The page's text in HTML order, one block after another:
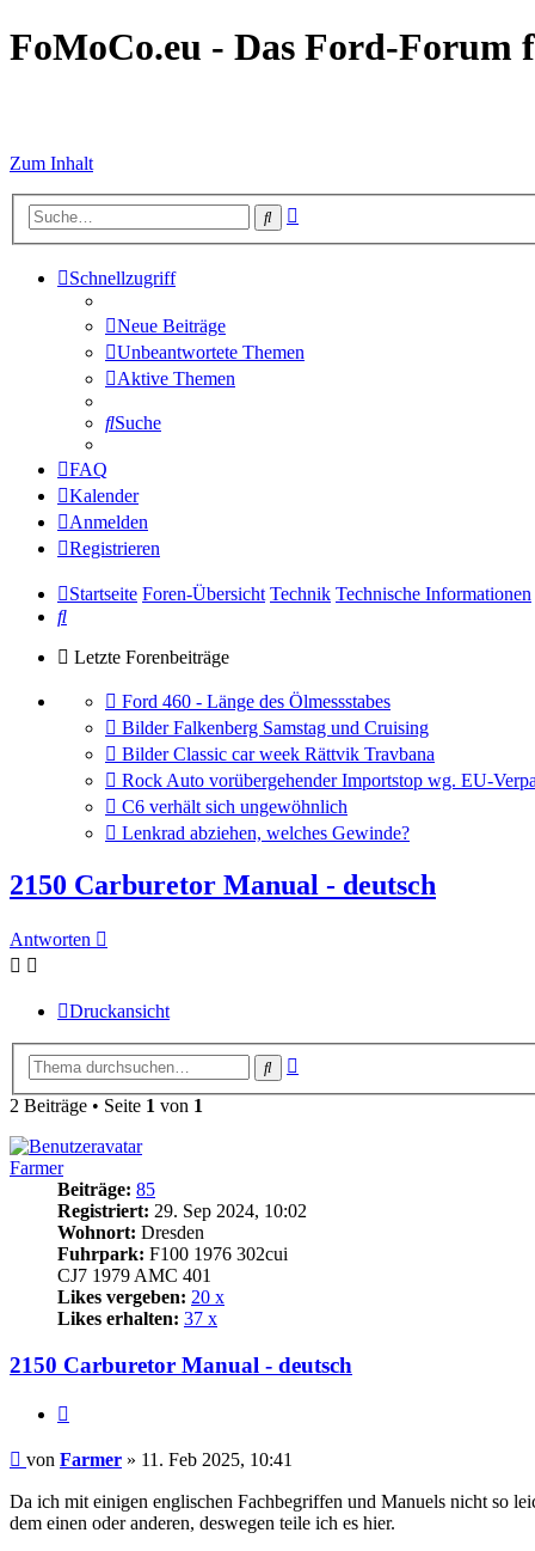
FoMoCo.eu - Das Ford-Forum
Zum Inhalt
Suche
Schnellzugriff
Neue Beiträge
Unbeantwortete Themen
Aktive Themen
Suche
FAQ
Kalender
Anmelden
Registrieren
Startseite Foren-Übersicht Technik Technische Informationen
Suche
Letzte Forenbeiträge
Gehe
zum
letzten
Beitrag
Ford 460 - Länge des Ölmessstabes
Gehe
zum
letzten
Beitrag
Bilder Falkenberg Samstag und Cruising
Gehe
zum
letzten
Beitrag
Bilder Classic car week Rättvik Travbana
Gehe
zum
letzten
Beitrag
Rock Auto vorübergehender Importstop wg. EU-
Gehe
zum
letzten
C6 verhält sich ungewöhnlich
Gehe
letzten
Beitrag
Lenkrad abziehen, welches Gewinde?
2150 Carburetor Manual - deutsch
Antworten
Druckansicht
Suche
2 Beiträge • Seite 1 von 1
Farmer
Beiträge: 85
Registriert: 29. Sep 2024, 10:02
Wohnort: Dresden
Fuhrpark: F100 1976 302cui
CJ7 1979 AMC 401
Likes vergeben: 20 x
Likes erhalten: 37 x
2150 Carburetor Manual - deutsch
Beitrag
von Farmer » 11. Feb 2025, 10:41
Da ich mit einigen englischen Fachbegriffen und Manuels nicht so
dem einen oder anderen, deswegen teile ich es hier.